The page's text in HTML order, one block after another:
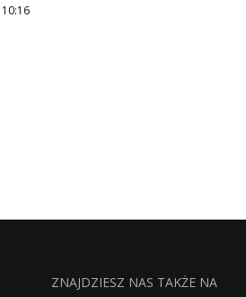
ZNAJDZIESZ NAS TAKŻE NA